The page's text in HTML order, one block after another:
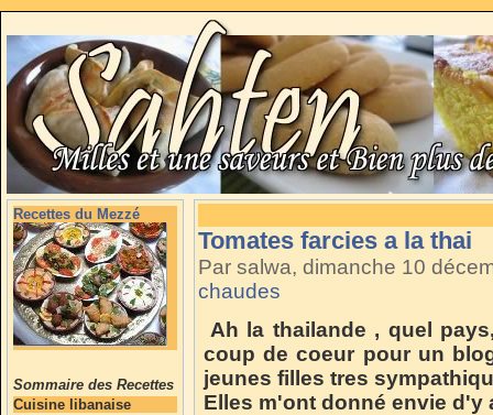
Recettes du Mezzé
Sommaire des Recettes
Cuisine libanaise
Tomates farcies a la thai
Par salwa, dimanche 10
chaudes
Ah la thailande , quel
coup de coeur pour un
jeunes filles tres
Elles m'ont donné envie d'y